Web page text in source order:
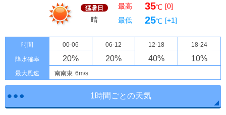
猛暑日
晴
最高 35℃ [0]
最低
25℃ [+1]
時間 00-06 06-12 12-18 18-24
降水確率 20% 20% 40% 10%
最大風速 南南東 6m/s
1時間ごとの天気